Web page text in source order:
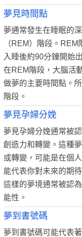
夢見時間點
夢通常發生在睡眠的
（REM）階段。
入睡後約90分鐘開始
在REM階段，大腦活
做夢的主要時間點。
階段。
夢見孕婦分娩
夢見孕婦分娩通常被
創造力和轉變。這種
或轉變，可能是在個
能代表你對未來的期
這樣的夢境通常被認
能性。
夢到書號碼
夢到書號碼可能代表